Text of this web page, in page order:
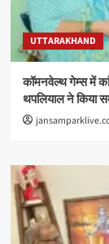
UTTARAKHAND
कॉमनवेल्थ गेम्स में
थपलियाल ने किया